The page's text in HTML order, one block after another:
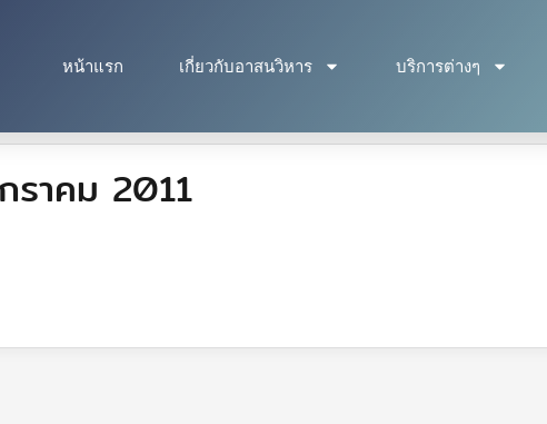
หน้าแรก เกี่ยวกับอาสนวิหาร บริการต่างๆ
าคม 2011